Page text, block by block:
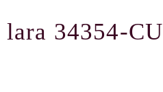
34354-CU